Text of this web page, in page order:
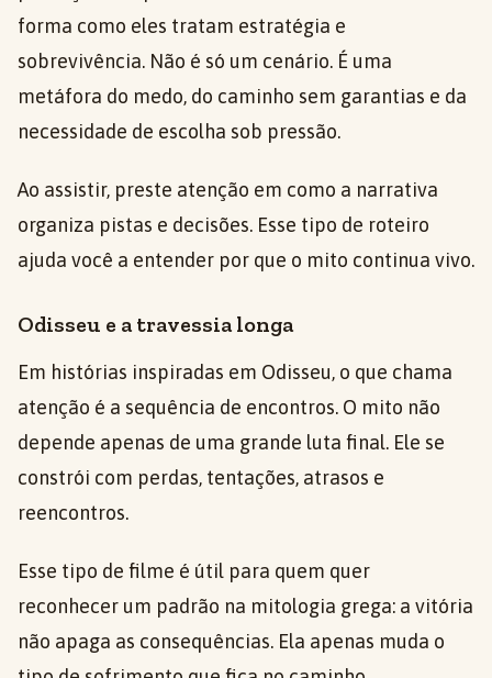
forma como eles tratam estratégia e
sobrevivência. Não é só um cenário. É uma
metáfora do medo, do caminho sem garantias e da
necessidade de escolha sob pressão.
Ao assistir, preste atenção em como a narrativa
organiza pistas e decisões. Esse tipo de roteiro
ajuda você a entender por que o mito continua vivo.
Odisseu e a travessia longa
Em histórias inspiradas em Odisseu, o que chama
atenção é a sequência de encontros. O mito não
depende apenas de uma grande luta final. Ele se
constrói com perdas, tentações, atrasos e
reencontros.
Esse tipo de filme é útil para quem quer
reconhecer um padrão na mitologia grega: a vitória
não apaga as consequências. Ela apenas muda o